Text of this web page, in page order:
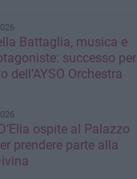
Battaglia, musica e
successo per
dell’AYSO Orchestra
ospite al Palazzo
prendere parte alla